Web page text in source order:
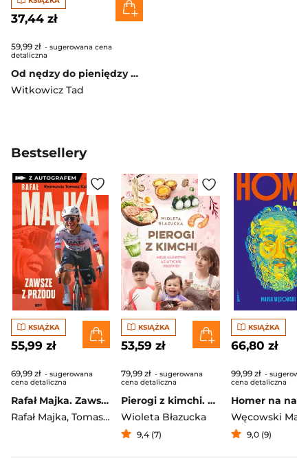
37,44 zł
59,99 zł - sugerowana cena
detaliczna
Od nędzy do pieniędzy czyli znad Bugu na Wall Street
Witkowicz Tad
Bestsellery
KSIĄŻKA
55,99 zł
69,99 zł - sugerowana
cena detaliczna
Rafał Majka. Zawsze z przodu. Rozmawia Tomasz Kalemba - książka z autografem
Rafał Majka, Tomasz Kalemba
KSIĄŻKA
53,59 zł
79,99 zł - sugerowana
cena detaliczna
Pierogi z kimchi. Moje ulubione azjatyckie przepisy
Wioleta Błazucka
9,4 (7)
KSIĄŻKA
66,80 zł
99,99 zł -
cena detaliczna
Węcowski
9,0 (9)